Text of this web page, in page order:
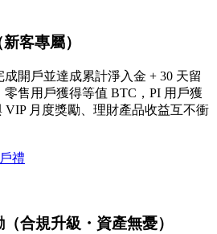
客專屬）
開戶並達成累計淨入金 + 30 天留
售用戶獲得等值 BTC，PI 用戶獲
VIP 月度獎勵、理財產品收益互不衝
禮
合規升級・資產無憂）